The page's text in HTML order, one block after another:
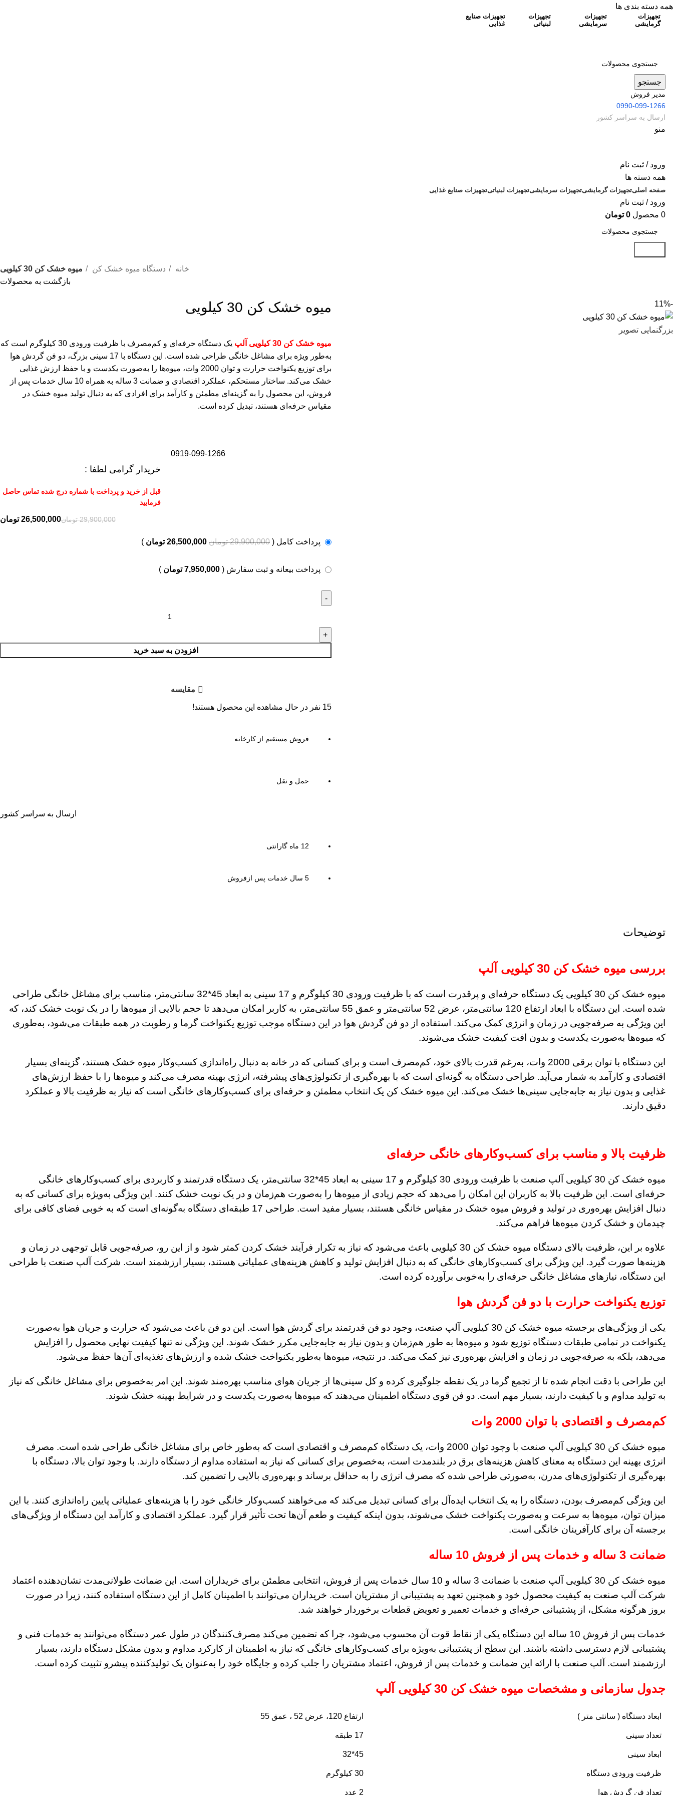
همه دسته بندی ها
تجهیزات
گرمایشی
تجهیزات
سرمایشی
تجهیزات
لبنیاتی
تجهیزات صنایع
غذایی
جستجو
مدیر فروش
0990-099-1266
ارسال به سراسر کشور
منو
ورود / ثبت نام
همه دسته ها
صفحه اصلیتجهیزات گرمایشیتجهیزات سرمایشیتجهیزات لبنیاتیتجهیزات صنایع غذایی
ورود / ثبت نام
0 محصول 0 تومان
خانه دستگاه میوه خشک کن میوه خشک کن 30 کیلویی
بازگشت به محصولات
-11%
بزرگنمایی تصویر
میوه خشک کن 30 کیلویی
میوه خشک کن 30 کیلویی آلپ
یک دستگاه حرفه‌ای و کم‌مصرف با ظرفیت ورودی 30 کیلوگرم است که
به‌طور ویژه برای مشاغل خانگی طراحی شده است. این دستگاه با 17 سینی بزرگ، دو فن گردش هوا
برای توزیع یکنواخت حرارت و توان 2000 وات، میوه‌ها را به‌صورت یکدست و با حفظ ارزش غذایی
خشک می‌کند. ساختار مستحکم، عملکرد اقتصادی و ضمانت 3 ساله به همراه 10 سال خدمات پس از
فروش، این محصول را به گزینه‌ای مطمئن و کارآمد برای افرادی که به دنبال تولید میوه خشک در
مقیاس حرفه‌ای هستند، تبدیل کرده است.
0919-099-1266
خریدار گرامی لطفا :
قبل از خرید و پرداخت با شماره درج شده تماس حاصل
فرمایید
29,900,000 تومان26,500,000 تومان
پرداخت کامل (
29,900,000 تومان 26,500,000 تومان )
پرداخت بیعانه و ثبت سفارش (
7,950,000 تومان )
افزودن به سبد خرید
مقایسه
15 نفر در حال مشاهده این محصول هستند!
فروش مستقیم از کارخانه
حمل و نقل
ارسال به سراسر کشور
12 ماه گارانتی
5 سال خدمات پس ازفروش
توضیحات
بررسی میوه خشک کن 30 کیلویی آلپ
میوه خشک کن 30 کیلویی یک دستگاه حرفه‌ای و پرقدرت است که با ظرفیت ورودی 30 کیلوگرم و 17 سینی به ابعاد 45*32 سانتی‌متر، مناسب برای مشاغل خانگی طراحی
شده است. این دستگاه با ابعاد ارتفاع 120 سانتی‌متر، عرض 52 سانتی‌متر و عمق 55 سانتی‌متر، به کاربر امکان می‌دهد تا حجم بالایی از میوه‌ها را در یک نوبت خشک کند، که
این ویژگی به صرفه‌جویی در زمان و انرژی کمک می‌کند. استفاده از دو فن گردش هوا در این دستگاه موجب توزیع یکنواخت گرما و رطوبت در همه طبقات می‌شود، به‌طوری
که میوه‌ها به‌صورت یکدست و بدون افت کیفیت خشک می‌شوند.
این دستگاه با توان برقی 2000 وات، به‌رغم قدرت بالای خود، کم‌مصرف است و برای کسانی که در خانه به دنبال راه‌اندازی کسب‌وکار میوه خشک هستند، گزینه‌ای بسیار
اقتصادی و کارآمد به شمار می‌آید. طراحی دستگاه به گونه‌ای است که با بهره‌گیری از تکنولوژی‌های پیشرفته، انرژی بهینه مصرف می‌کند و میوه‌ها را با حفظ ارزش‌های
غذایی و بدون نیاز به جابه‌جایی سینی‌ها خشک می‌کند. این میوه خشک کن یک انتخاب مطمئن و حرفه‌ای برای کسب‌وکارهای خانگی است که نیاز به ظرفیت بالا و عملکرد
دقیق دارند.
ظرفیت بالا و مناسب برای کسب‌وکارهای خانگی حرفه‌ای
میوه خشک کن 30 کیلویی آلپ صنعت با ظرفیت ورودی 30 کیلوگرم و 17 سینی به ابعاد 45*32 سانتی‌متر، یک دستگاه قدرتمند و کاربردی برای کسب‌وکارهای خانگی
حرفه‌ای است. این ظرفیت بالا به کاربران این امکان را می‌دهد که حجم زیادی از میوه‌ها را به‌صورت هم‌زمان و در یک نوبت خشک کنند. این ویژگی به‌ویژه برای کسانی که به
دنبال افزایش بهره‌وری در تولید و فروش میوه خشک در مقیاس خانگی هستند، بسیار مفید است. طراحی 17 طبقه‌ای دستگاه به‌گونه‌ای است که به خوبی فضای کافی برای
چیدمان و خشک کردن میوه‌ها فراهم می‌کند.
علاوه بر این، ظرفیت بالای دستگاه میوه خشک کن 30 کیلویی باعث می‌شود که نیاز به تکرار فرآیند خشک کردن کمتر شود و از این رو، صرفه‌جویی قابل توجهی در زمان و
هزینه‌ها صورت گیرد. این ویژگی برای کسب‌وکارهای خانگی که به دنبال افزایش تولید و کاهش هزینه‌های عملیاتی هستند، بسیار ارزشمند است. شرکت آلپ صنعت با طراحی
این دستگاه، نیازهای مشاغل خانگی حرفه‌ای را به‌خوبی برآورده کرده است.
توزیع یکنواخت حرارت با دو فن گردش هوا
یکی از ویژگی‌های برجسته میوه خشک کن 30 کیلویی آلپ صنعت، وجود دو فن قدرتمند برای گردش هوا است. این دو فن باعث می‌شود که حرارت و جریان هوا به‌صورت
یکنواخت در تمامی طبقات دستگاه توزیع شود و میوه‌ها به طور هم‌زمان و بدون نیاز به جابه‌جایی مکرر خشک شوند. این ویژگی نه تنها کیفیت نهایی محصول را افزایش
می‌دهد، بلکه به صرفه‌جویی در زمان و افزایش بهره‌وری نیز کمک می‌کند. در نتیجه، میوه‌ها به‌طور یکنواخت خشک شده و ارزش‌های تغذیه‌ای آن‌ها حفظ می‌شود.
این طراحی با دقت انجام شده تا از تجمع گرما در یک نقطه جلوگیری کرده و کل سینی‌ها از جریان هوای مناسب بهره‌مند شوند. این امر به‌خصوص برای مشاغل خانگی که نیاز
به تولید مداوم و با کیفیت دارند، بسیار مهم است. دو فن قوی دستگاه اطمینان می‌دهند که میوه‌ها به‌صورت یکدست و در شرایط بهینه خشک شوند.
کم‌مصرف و اقتصادی با توان 2000 وات
میوه خشک کن 30 کیلویی آلپ صنعت با وجود توان 2000 وات، یک دستگاه کم‌مصرف و اقتصادی است که به‌طور خاص برای مشاغل خانگی طراحی شده است. مصرف
انرژی بهینه این دستگاه به معنای کاهش هزینه‌های برق در بلندمدت است، به‌خصوص برای کسانی که نیاز به استفاده مداوم از دستگاه دارند. با وجود توان بالا، دستگاه با
بهره‌گیری از تکنولوژی‌های مدرن، به‌صورتی طراحی شده که مصرف انرژی را به حداقل برساند و بهره‌وری بالایی را تضمین کند.
این ویژگی کم‌مصرف بودن، دستگاه را به یک انتخاب ایده‌آل برای کسانی تبدیل می‌کند که می‌خواهند کسب‌وکار خانگی خود را با هزینه‌های عملیاتی پایین راه‌اندازی کنند. با این
میزان توان، میوه‌ها به سرعت و به‌صورت یکنواخت خشک می‌شوند، بدون اینکه کیفیت و طعم آن‌ها تحت تأثیر قرار گیرد. عملکرد اقتصادی و کارآمد این دستگاه از ویژگی‌های
برجسته آن برای کارآفرینان خانگی است.
ضمانت 3 ساله و خدمات پس از فروش 10 ساله
میوه خشک کن 30 کیلویی آلپ صنعت با ضمانت 3 ساله و 10 سال خدمات پس از فروش، انتخابی مطمئن برای خریداران است. این ضمانت طولانی‌مدت نشان‌دهنده اعتماد
شرکت آلپ صنعت به کیفیت محصول خود و همچنین تعهد به پشتیبانی از مشتریان است. خریداران می‌توانند با اطمینان کامل از این دستگاه استفاده کنند، زیرا در صورت
بروز هرگونه مشکل، از پشتیبانی حرفه‌ای و خدمات تعمیر و تعویض قطعات برخوردار خواهند شد.
خدمات پس از فروش 10 ساله این دستگاه یکی از نقاط قوت آن محسوب می‌شود، چرا که تضمین می‌کند مصرف‌کنندگان در طول عمر دستگاه می‌توانند به خدمات فنی و
پشتیبانی لازم دسترسی داشته باشند. این سطح از پشتیبانی به‌ویژه برای کسب‌وکارهای خانگی که نیاز به اطمینان از کارکرد مداوم و بدون مشکل دستگاه دارند، بسیار
ارزشمند است. آلپ صنعت با ارائه این ضمانت و خدمات پس از فروش، اعتماد مشتریان را جلب کرده و جایگاه خود را به‌عنوان یک تولیدکننده پیشرو تثبیت کرده است.
جدول سازمانی و مشخصات میوه خشک کن 30 کیلویی آلپ
ابعاد دستگاه ( سانتی متر ) ارتفاع 120، عرض 52 ، عمق 55
تعداد سینی 17 طبقه
ابعاد سینی 45*32
ظرفیت ورودی دستگاه 30 کیلوگرم
تعداد فن گردش هوا 2 عدد